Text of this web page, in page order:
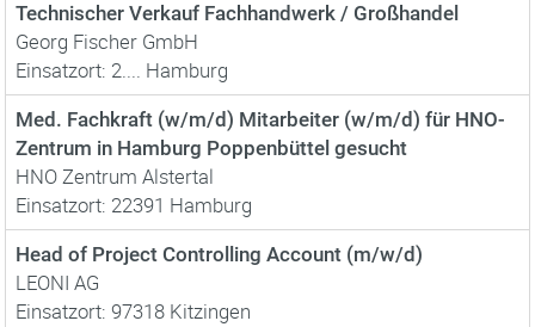
Technischer Verkauf Fachhandwerk / Großhandel
Georg Fischer GmbH
Einsatzort: 2.... Hamburg
Med. Fachkraft (w/m/d) Mitarbeiter (w/m/d) für HNO-
Zentrum in Hamburg Poppenbüttel gesucht
HNO Zentrum Alstertal
Einsatzort: 22391 Hamburg
Head of Project Controlling Account (m/w/d)
LEONI AG
Einsatzort: 97318 Kitzingen